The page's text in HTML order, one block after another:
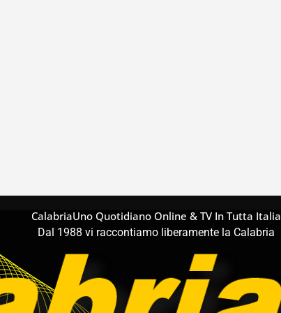
CalabriaUno Quotidiano Online & TV In Tutta Italia
Dal 1988 vi raccontiamo liberamente la Calabria